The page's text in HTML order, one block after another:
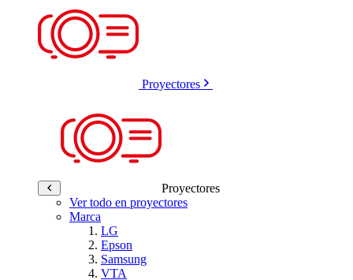
Proyectores
Proyectores
Ver todo en proyectores
Marca
LG
Epson
Samsung
VTA